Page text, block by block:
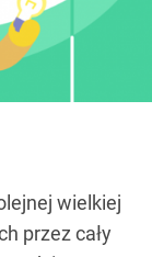
wielkiej
przez cały